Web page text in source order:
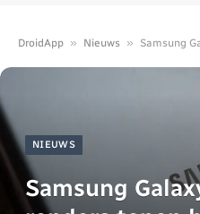
DroidApp » Nieuws » Samsung
NIEUWS
Samsung